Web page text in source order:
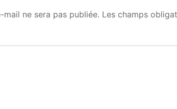
mail ne sera pas publiée. Les champs